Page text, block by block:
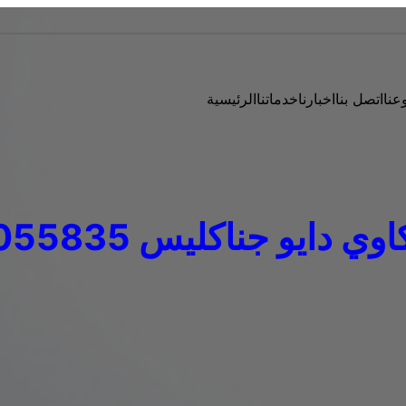
الرئيسيةخدماتنااخبارنااتصل بنا
جناكليس 01093055835